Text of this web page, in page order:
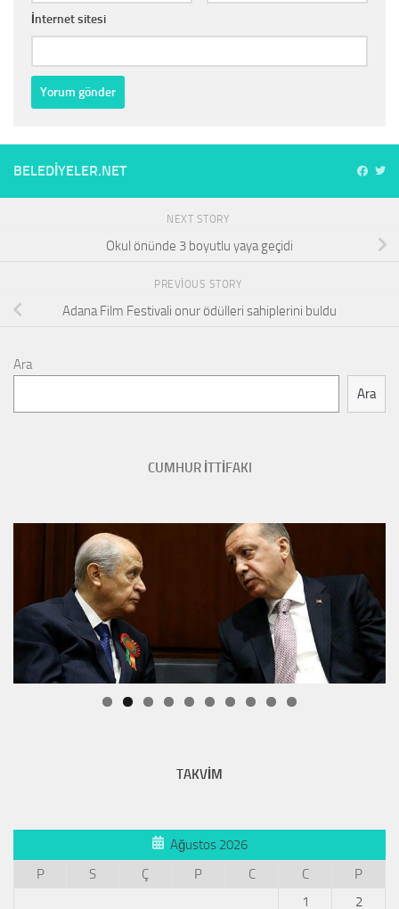
İnternet sitesi
BELEDIYELER.NET
NEXT STORY
Okul önünde 3 boyutlu yaya geçidi
PREVIOUS STORY
Adana Film Festivali onur ödülleri sahiplerini buldu
Ara
Ara
CUMHUR İTTİFAKI
TAKVİM
Ağustos 2026
P
S Ç P C C
P
1
2